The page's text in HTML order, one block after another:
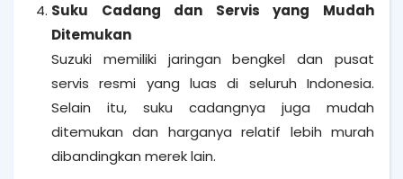
Suku Cadang dan Servis yang Mudah
Ditemukan
Suzuki memiliki jaringan bengkel dan pusat
servis resmi yang luas di seluruh Indonesia.
Selain itu, suku cadangnya juga mudah
ditemukan dan harganya relatif lebih murah
dibandingkan merek lain.